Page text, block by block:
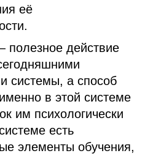
её
полезное действие
системы, а способ
в этой системе
им психологически
есть
элементы обучения,